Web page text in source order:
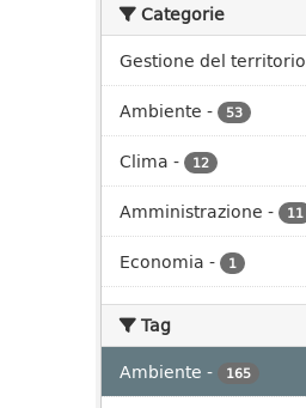
Categorie
Gestione del territorio
Ambiente - 53
Clima - 12
Amministrazione - 11
Economia - 1
Tag
Ambiente - 165